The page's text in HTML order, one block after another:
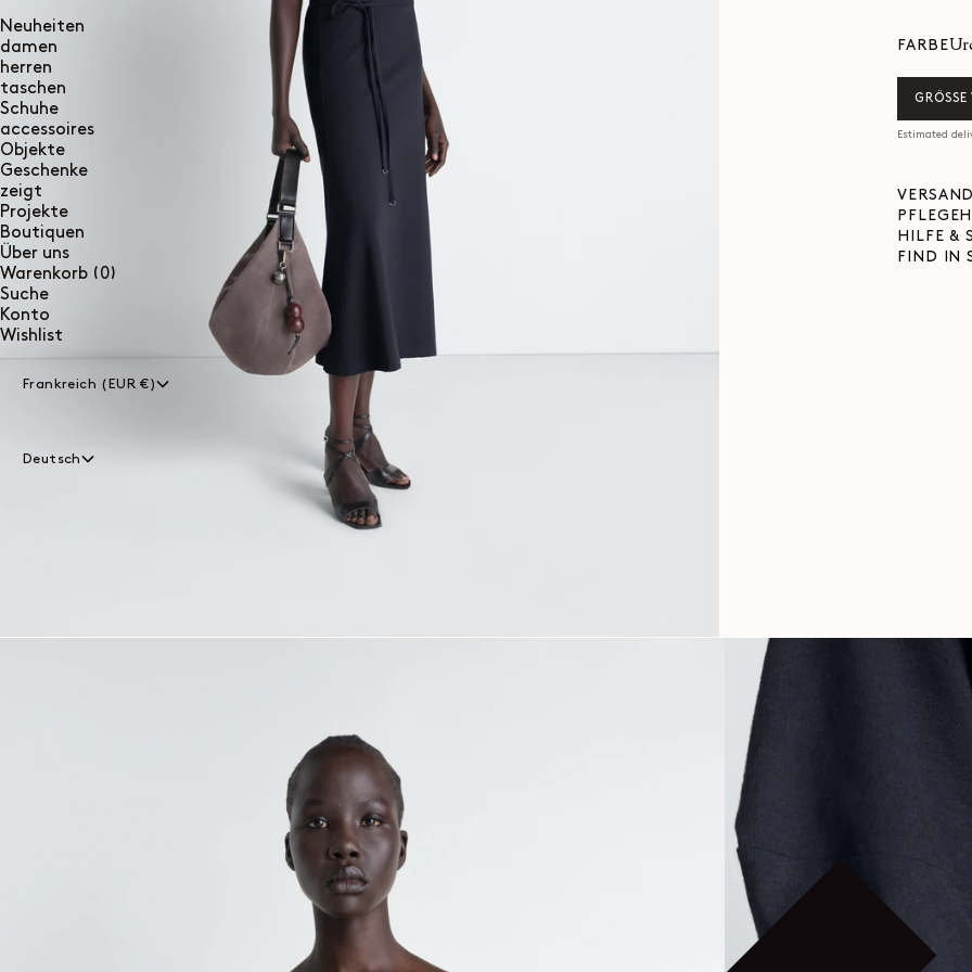
Neuheiten
damen
herren
taschen
Schuhe
accessoires
Objekte
Geschenke
zeigt
Projekte
Boutiquen
Über uns
Warenkorb (0)
Suche
Konto
Wishlist
Frankreich (EUR €)
Deutsch
FARBE
GRÖSSE
Estimated
HILFE &
FIND IN